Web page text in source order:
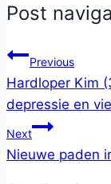
Post
Previous
Hardloper Kim
depressie en
Next
Nieuwe paden